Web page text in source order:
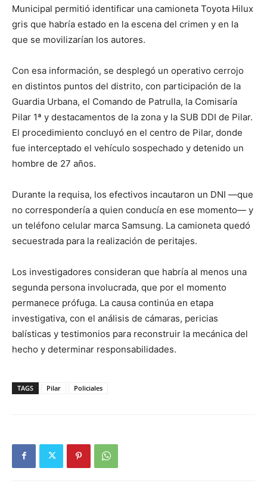
Municipal permitió identificar una camioneta Toyota Hilux
gris que habría estado en la escena del crimen y en la
que se movilizarían los autores.
Con esa información, se desplegó un operativo cerrojo
en distintos puntos del distrito, con participación de la
Guardia Urbana, el Comando de Patrulla, la Comisaría
Pilar 1ª y destacamentos de la zona y la SUB DDI de Pilar.
El procedimiento concluyó en el centro de Pilar, donde
fue interceptado el vehículo sospechado y detenido un
hombre de 27 años.
Durante la requisa, los efectivos incautaron un DNI —que
no correspondería a quien conducía en ese momento— y
un teléfono celular marca Samsung. La camioneta quedó
secuestrada para la realización de peritajes.
Los investigadores consideran que habría al menos una
segunda persona involucrada, que por el momento
permanece prófuga. La causa continúa en etapa
investigativa, con el análisis de cámaras, pericias
balísticas y testimonios para reconstruir la mecánica del
hecho y determinar responsabilidades.
TAGS Pilar Policiales